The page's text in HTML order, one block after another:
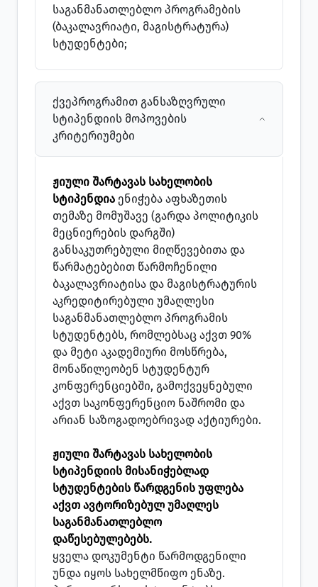
საგანმანათლებლო პროგრამების
(ბაკალავრიატი, მაგისტრატურა)
სტუდენტები;
ქვეპროგრამით განსაზღვრული
სტიპენდიის მოპოვების
კრიტერიუმები
ჟიული შარტავას სახელობის
სტიპენდია ენიჭება აფხაზეთის
თემაზე მომუშავე (გარდა პოლიტიკის
მეცნიერების დარგში)
განსაკუთრებული მიღწევებითა და
წარმატებებით წარმოჩენილი
ბაკალავრიატისა და მაგისტრატურის
აკრედიტირებული უმაღლესი
საგანმანათლებლო პროგრამის
სტუდენტებს, რომლებსაც აქვთ 90%
და მეტი აკადემიური მოსწრება,
მონაწილეობენ სტუდენტურ
კონფერენციებში, გამოქვეყნებული
აქვთ საკონფერენციო ნაშრომი და
არიან საზოგადოებრივად აქტიურები.
ჟიული შარტავას სახელობის
სტიპენდიის მისანიჭებლად
სტუდენტების წარდგენის უფლება
აქვთ ავტორიზებულ უმაღლეს
საგანმანათლებლო
დაწესებულებებს.
ყველა დოკუმენტი წარმოდგენილი
უნდა იყოს სახელმწიფო ენაზე.